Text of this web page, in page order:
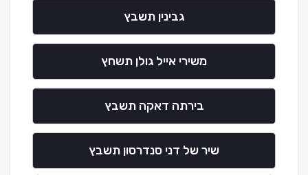
גבינין תשבץ
משירי אייל גולן תשחץ
בירתה דאקה תשבץ
שיר של דני סנדרסון תשבץ